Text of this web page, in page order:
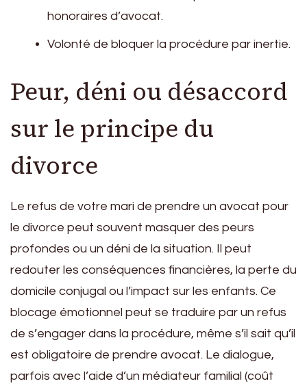
honoraires d’avocat.
Volonté de bloquer la procédure par inertie.
Peur, déni ou désaccord
sur le principe du
divorce
Le refus de votre mari de prendre un avocat pour
le divorce peut souvent masquer des peurs
profondes ou un déni de la situation. Il peut
redouter les conséquences financières, la perte du
domicile conjugal ou l’impact sur les enfants. Ce
blocage émotionnel peut se traduire par un refus
de s’engager dans la procédure, même s’il sait qu’il
est obligatoire de prendre avocat. Le dialogue,
parfois avec l’aide d’un médiateur familial (coût